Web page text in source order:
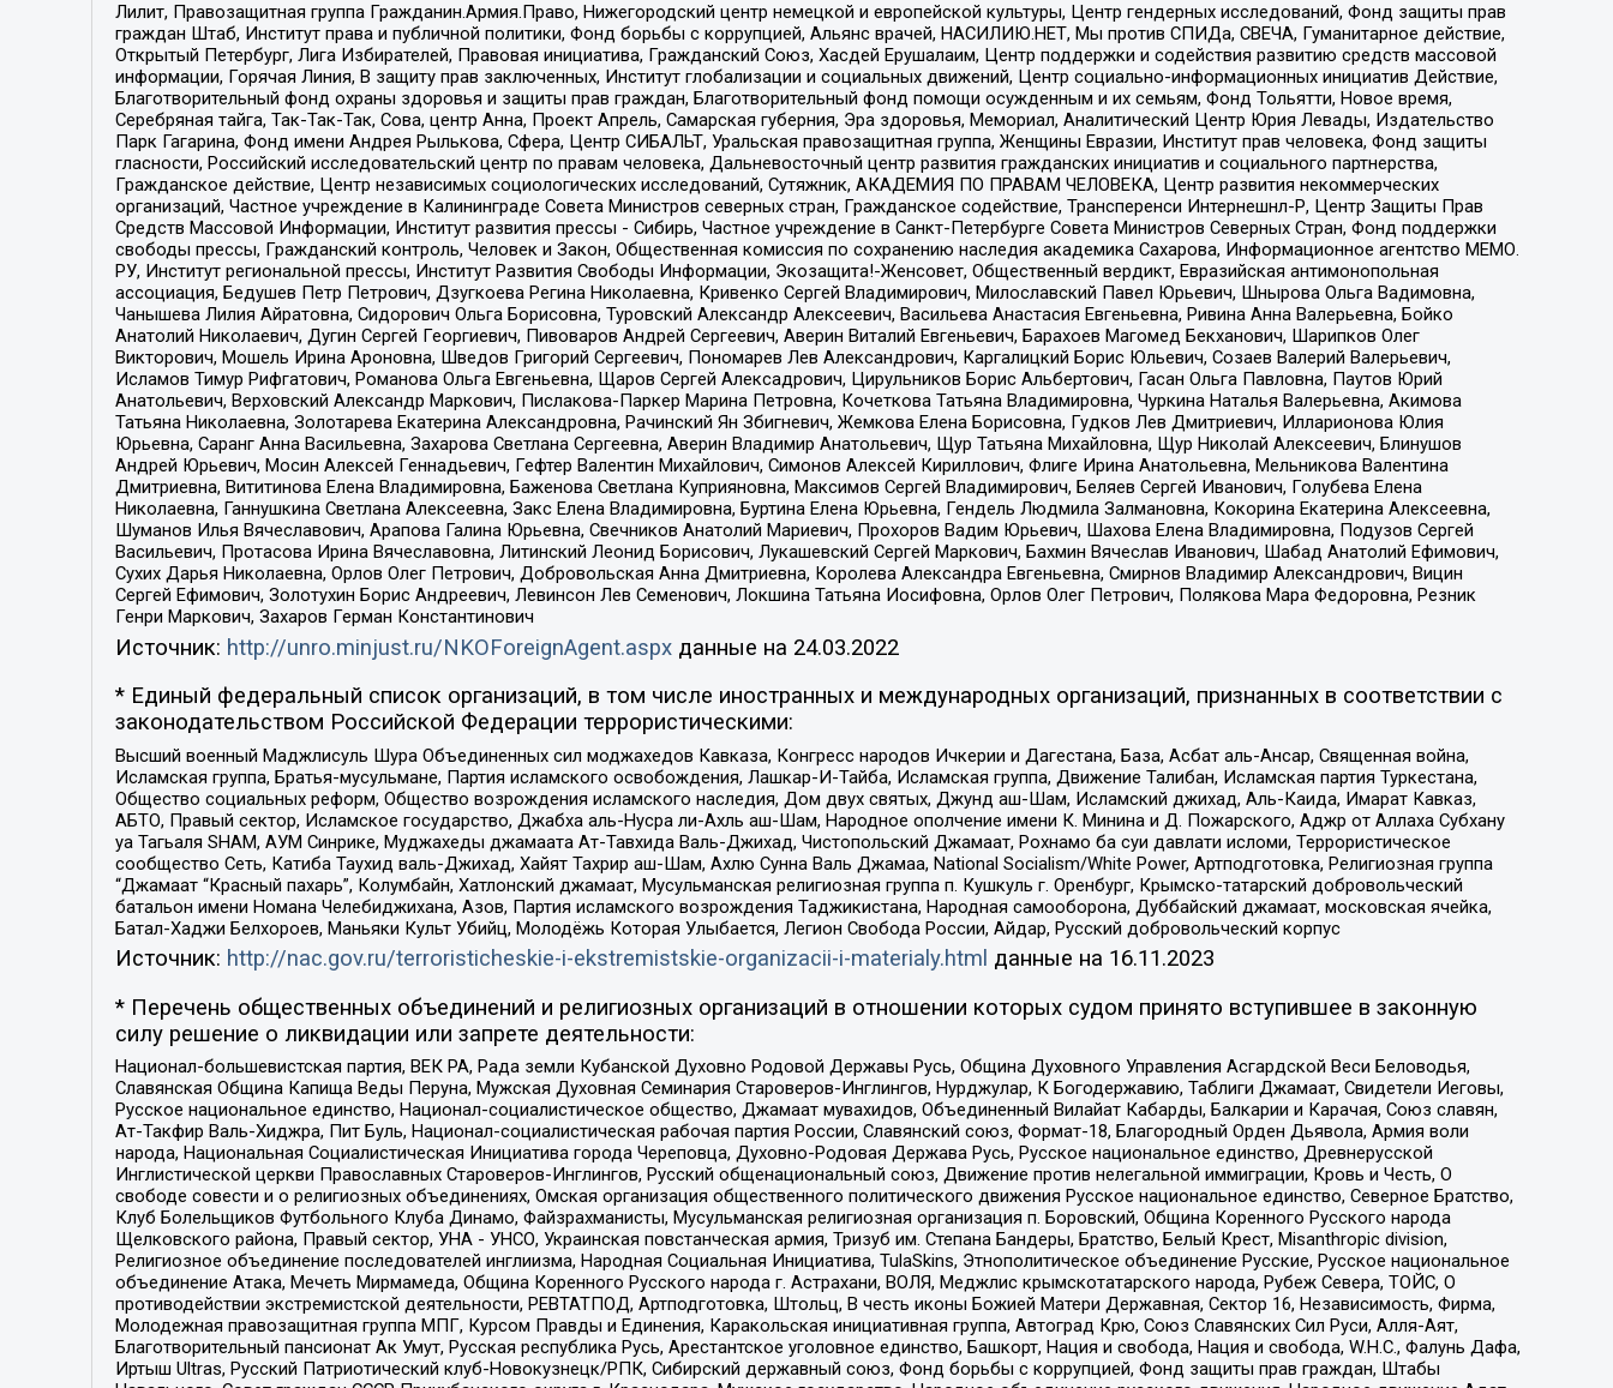
Лилит, Правозащитная группа Гражданин.Армия.Право, Нижегородский центр немецкой и европейской культуры, Центр гендерных исследований, Фонд защиты прав
граждан Штаб, Институт права и публичной политики, Фонд борьбы с коррупцией, Альянс врачей, НАСИЛИЮ.НЕТ, Мы против СПИДа, СВЕЧА, Гуманитарное действие,
Открытый Петербург, Лига Избирателей, Правовая инициатива, Гражданский Союз, Хасдей Ерушалаим, Центр поддержки и содействия развитию средств массовой
информации, Горячая Линия, В защиту прав заключенных, Институт глобализации и социальных движений, Центр социально-информационных инициатив Действие,
Благотворительный фонд охраны здоровья и защиты прав граждан, Благотворительный фонд помощи осужденным и их семьям, Фонд Тольятти, Новое время,
Серебряная тайга, Так-Так-Так, Сова, центр Анна, Проект Апрель, Самарская губерния, Эра здоровья, Мемориал, Аналитический Центр Юрия Левады, Издательство
Парк Гагарина, Фонд имени Андрея Рылькова, Сфера, Центр СИБАЛЬТ, Уральская правозащитная группа, Женщины Евразии, Институт прав человека, Фонд защиты
гласности, Российский исследовательский центр по правам человека, Дальневосточный центр развития гражданских инициатив и социального партнерства,
Гражданское действие, Центр независимых социологических исследований, Сутяжник, АКАДЕМИЯ ПО ПРАВАМ ЧЕЛОВЕКА, Центр развития некоммерческих
организаций, Частное учреждение в Калининграде Совета Министров северных стран, Гражданское содействие, Трансперенси Интернешнл-Р, Центр Защиты Прав
Средств Массовой Информации, Институт развития прессы - Сибирь, Частное учреждение в Санкт-Петербурге Совета Министров Северных Стран, Фонд поддержки
свободы прессы, Гражданский контроль, Человек и Закон, Общественная комиссия по сохранению наследия академика Сахарова, Информационное агентство МЕМО.
РУ, Институт региональной прессы, Институт Развития Свободы Информации, Экозащита!-Женсовет, Общественный вердикт, Евразийская антимонопольная
ассоциация, Бедушев Петр Петрович, Дзугкоева Регина Николаевна, Кривенко Сергей Владимирович, Милославский Павел Юрьевич, Шнырова Ольга Вадимовна,
Чанышева Лилия Айратовна, Сидорович Ольга Борисовна, Туровский Александр Алексеевич, Васильева Анастасия Евгеньевна, Ривина Анна Валерьевна, Бойко
Анатолий Николаевич, Дугин Сергей Георгиевич, Пивоваров Андрей Сергеевич, Аверин Виталий Евгеньевич, Барахоев Магомед Бекханович, Шарипков Олег
Викторович, Мошель Ирина Ароновна, Шведов Григорий Сергеевич, Пономарев Лев Александрович, Каргалицкий Борис Юльевич, Созаев Валерий Валерьевич,
Исламов Тимур Рифгатович, Романова Ольга Евгеньевна, Щаров Сергей Алексадрович, Цирульников Борис Альбертович, Гасан Ольга Павловна, Паутов Юрий
Анатольевич, Верховский Александр Маркович, Пислакова-Паркер Марина Петровна, Кочеткова Татьяна Владимировна, Чуркина Наталья Валерьевна, Акимова
Татьяна Николаевна, Золотарева Екатерина Александровна, Рачинский Ян Збигневич, Жемкова Елена Борисовна, Гудков Лев Дмитриевич, Илларионова Юлия
Юрьевна, Саранг Анна Васильевна, Захарова Светлана Сергеевна, Аверин Владимир Анатольевич, Щур Татьяна Михайловна, Щур Николай Алексеевич, Блинушов
Андрей Юрьевич, Мосин Алексей Геннадьевич, Гефтер Валентин Михайлович, Симонов Алексей Кириллович, Флиге Ирина Анатольевна, Мельникова Валентина
Дмитриевна, Вититинова Елена Владимировна, Баженова Светлана Куприяновна, Максимов Сергей Владимирович, Беляев Сергей Иванович, Голубева Елена
Николаевна, Ганнушкина Светлана Алексеевна, Закс Елена Владимировна, Буртина Елена Юрьевна, Гендель Людмила Залмановна, Кокорина Екатерина Алексеевна,
Шуманов Илья Вячеславович, Арапова Галина Юрьевна, Свечников Анатолий Мариевич, Прохоров Вадим Юрьевич, Шахова Елена Владимировна, Подузов Сергей
Васильевич, Протасова Ирина Вячеславовна, Литинский Леонид Борисович, Лукашевский Сергей Маркович, Бахмин Вячеслав Иванович, Шабад Анатолий Ефимович,
Сухих Дарья Николаевна, Орлов Олег Петрович, Добровольская Анна Дмитриевна, Королева Александра Евгеньевна, Смирнов Владимир Александрович, Вицин
Сергей Ефимович, Золотухин Борис Андреевич, Левинсон Лев Семенович, Локшина Татьяна Иосифовна, Орлов Олег Петрович, Полякова Мара Федоровна, Резник
Генри Маркович, Захаров Герман Константинович
Источник: http://unro.minjust.ru/NKOForeignAgent.aspxданные на 24.03.2022
* Единый федеральный список организаций, в том числе иностранных и международных организаций, признанных в соответствии с
законодательством Российской Федерации террористическими:
Высший военный Маджлисуль Шура Объединенных сил моджахедов Кавказа, Конгресс народов Ичкерии и Дагестана, База, Асбат аль-Ансар, Священная война,
Исламская группа, Братья-мусульмане, Партия исламского освобождения, Лашкар-И-Тайба, Исламская группа, Движение Талибан, Исламская партия Туркестана,
Общество социальных реформ, Общество возрождения исламского наследия, Дом двух святых, Джунд аш-Шам, Исламский джихад, Аль-Каида, Имарат Кавказ,
АБТО, Правый сектор, Исламское государство, Джабха аль-Нусра ли-Ахль аш-Шам, Народное ополчение имени К. Минина и Д. Пожарского, Аджр от Аллаха Субхану
уа Тагьаля SHAM, АУМ Синрике, Муджахеды джамаата Ат-Тавхида Валь-Джихад, Чистопольский Джамаат, Рохнамо ба суи давлати исломи, Террористическое
сообщество Сеть, Катиба Таухид валь-Джихад, Хайят Тахрир аш-Шам, Ахлю Сунна Валь Джамаа, National Socialism/White Power, Артподготовка, Религиозная группа
“Джамаат “Красный пахарь”, Колумбайн, Хатлонский джамаат, Мусульманская религиозная группа п. Кушкуль г. Оренбург, Крымско-татарский добровольческий
батальон имени Номана Челебиджихана, Азов, Партия исламского возрождения Таджикистана, Народная самооборона, Дуббайский джамаат, московская ячейка,
Батал-Хаджи Белхороев, Маньяки Культ Убийц, Молодёжь Которая Улыбается, Легион Свобода России, Айдар, Русский добровольческий корпус
Источник: http://nac.gov.ru/terroristicheskie-i-ekstremistskie-organizacii-i-materialy.html данные на 16.11.2023
* Перечень общественных объединений и религиозных организаций в отношении которых судом принято вступившее в законную
силу решение о ликвидации или запрете деятельности:
Национал-большевистская партия, ВЕК РА, Рада земли Кубанской Духовно Родовой Державы Русь, Община Духовного Управления Асгардской Веси Беловодья,
Славянская Община Капища Веды Перуна, Мужская Духовная Семинария Староверов-Инглингов, Нурджулар, К Богодержавию, Таблиги Джамаат, Свидетели Иеговы,
Русское национальное единство, Национал-социалистическое общество, Джамаат мувахидов, Объединенный Вилайат Кабарды, Балкарии и Карачая, Союз славян,
Ат-Такфир Валь-Хиджра, Пит Буль, Национал-социалистическая рабочая партия России, Славянский союз, Формат-18, Благородный Орден Дьявола, Армия воли
народа, Национальная Социалистическая Инициатива города Череповца, Духовно-Родовая Держава Русь, Русское национальное единство, Древнерусской
Инглистической церкви Православных Староверов-Инглингов, Русский общенациональный союз, Движение против нелегальной иммиграции, Кровь и Честь, О
свободе совести и о религиозных объединениях, Омская организация общественного политического движения Русское национальное единство, Северное Братство,
Клуб Болельщиков Футбольного Клуба Динамо, Файзрахманисты, Мусульманская религиозная организация п. Боровский, Община Коренного Русского народа
Щелковского района, Правый сектор, УНА - УНСО, Украинская повстанческая армия, Тризуб им. Степана Бандеры, Братство, Белый Крест, Misanthropic division,
Религиозное объединение последователей инглиизма, Народная Социальная Инициатива, TulaSkins, Этнополитическое объединение Русские, Русское национальное
объединение Атака, Мечеть Мирмамеда, Община Коренного Русского народа г. Астрахани, ВОЛЯ, Меджлис крымскотатарского народа, Рубеж Севера, ТОЙС, О
противодействии экстремистской деятельности, РЕВТАТПОД, Артподготовка, Штольц, В честь иконы Божией Матери Державная, Сектор 16, Независимость, Фирма,
Молодежная правозащитная группа МПГ, Курсом Правды и Единения, Каракольская инициативная группа, Автоград Крю, Союз Славянских Сил Руси, Алля-Аят,
Благотворительный пансионат Ак Умут, Русская республика Русь, Арестантское уголовное единство, Башкорт, Нация и свобода, Нация и свобода, W.H.С., Фалунь Дафа,
Иртыш Ultras, Русский Патриотический клуб-Новокузнецк/РПК, Сибирский державный союз, Фонд борьбы с коррупцией, Фонд защиты прав граждан, Штабы